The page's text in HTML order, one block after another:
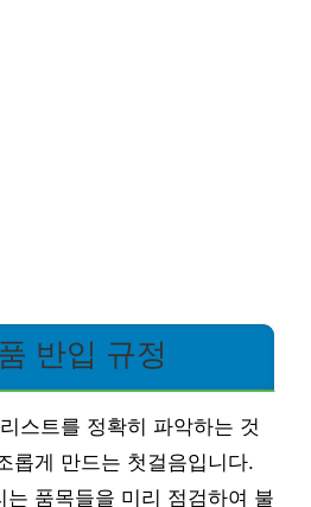
반입 규정
스트를 정확히 파악하는 것
롭게 만드는 첫걸음입니다.
는 품목들을 미리 점검하여 불